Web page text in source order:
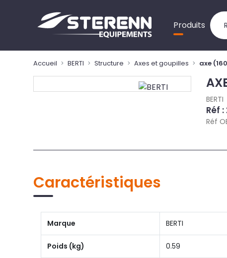
Produits
Accueil BERTI Structure Axes et goupilles axe
BERTI
Réf
Réf
Caractéristiques
Marque BERTI
Poids (kg) 0.59